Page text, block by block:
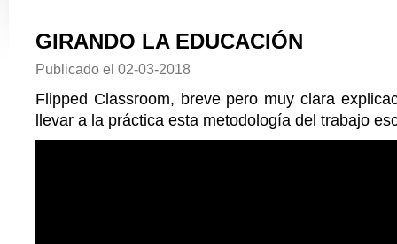
GIRANDO LA EDUCACIÓN
Publicado el 02-03-2018
Flipped Classroom, breve pero muy clara
llevar a la práctica esta metodología del trabajo